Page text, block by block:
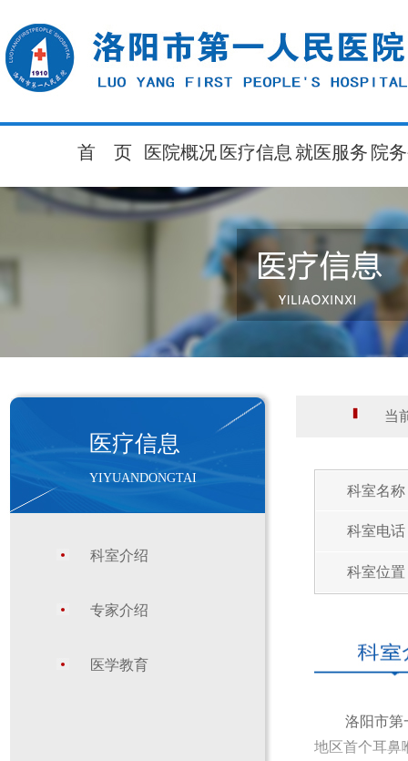
首 页 医院概况 医疗信息 就医服务 院
医疗信息
YIYUANDONGTAI
科室介绍
专家介绍
医学教育
当
科室名称
科室电话
科室位置
洛阳市第
地区首个耳鼻